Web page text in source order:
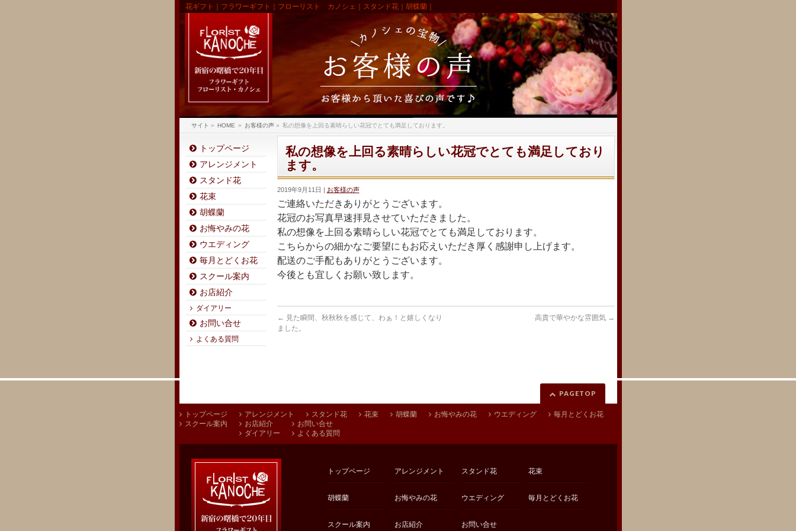
花ギフト｜フラワーギフト｜フローリスト カノシェ｜スタンド花｜胡蝶蘭｜
サイト » HOME » お客様の声» 私の想像を上回る素晴らしい花冠でとても満足しております。
私の想像を上回る素晴らしい花冠でとても満足しており
ます。
2019年9月11日 お客様の声
ご連絡いただきありがとうございます。
花冠のお写真早速拝見させていただきました。
私の想像を上回る素晴らしい花冠でとても満足しております。
こちらからの細かなご要望にもお応えいただき厚く感謝申し上げま す。
配送のご手配もありがとうございます。
今後とも宜しくお願い致します。
← 見た瞬間、秋秋秋を感じて、わぁ！と嬉しくなり
ました。
高貴で華やかな雰囲気 →
トップページ
アレンジメント
スタンド花
花束
胡蝶蘭
お悔やみの花
ウエディング
毎月とどくお花
スクール案内
お店紹介
ダイアリー
お問い合せ
よくある質問
PAGETOP
トップページ アレンジメント スタンド花 花束 胡蝶蘭 お悔やみの花 ウエディング
毎月とどくお花
スクール案内
お店紹介
ダイアリー
お問い合せ
よくある質問
トップページ アレンジメント スタンド花 花束
胡蝶蘭 お悔やみの花 ウエディング 毎月とどくお花
スクール案内 お店紹介 お問い合せ